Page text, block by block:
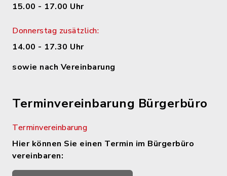
15.00 - 17.00 Uhr
Donnerstag zusätzlich:
14.00 - 17.30 Uhr
sowie nach Vereinbarung
Terminvereinbarung Bürgerbüro
Terminvereinbarung
Hier können Sie einen Termin im Bürgerbüro
vereinbaren: